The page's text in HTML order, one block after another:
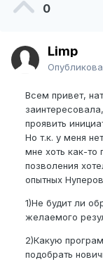
0
Limp
Всем привет,
проявить
Но т.к. у меня
мне хоть как-
позволения
опытных
1)Не будит ли
желаемого
2)Какую
подобрать